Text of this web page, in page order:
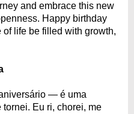
and embrace this new
Happy birthday
life be filled with growth,
— é uma
Eu ri, chorei, me